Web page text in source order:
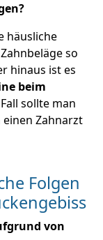
häusliche
so
hinaus ist es
beim
sollte man
Zahnarzt
Folgen
von